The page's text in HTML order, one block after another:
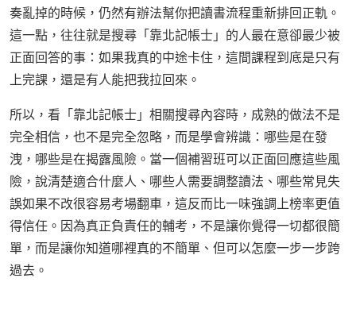
奏亂掉的時候，仍然有辦法幫你把讀書流程重新排回正軌。
這一點，往往就是搜尋「靠北記帳士」的人最在意卻最少被
正面回答的事：如果我真的中途卡住，這間課程到底是只有
上完課，還是有人能把我拉回來。
所以，看「靠北記帳士」相關搜尋內容時，成熟的做法不是
完全相信，也不是完全忽略，而是學會辨識：哪些是在發
洩，哪些是在揭露風險。當一個補習班可以正面回應這些風
險，說清楚適合什麼人、哪些人需要調整讀法、哪些常見失
誤如果不改很容易考場翻車，這反而比一味強調上榜率更值
得信任。因為真正負責任的輔考，不是讓你覺得一切都很簡
單，而是讓你知道哪裡真的不簡單、但可以怎麼一步一步跨
過去。